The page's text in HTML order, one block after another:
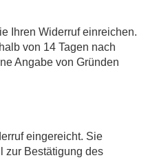
Ihren Widerruf einreichen.
von 14 Tagen nach
Angabe von Gründen
eingereicht. Sie
zur Bestätigung des